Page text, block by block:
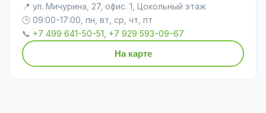
📍 ул. Мичурина, 27, офис. 1, Цокольный этаж
🕒 09:00-17:00, пн, вт, ср, чт, пт
📞 +7 499 641-50-51, +7 929 593-09-67
На карте